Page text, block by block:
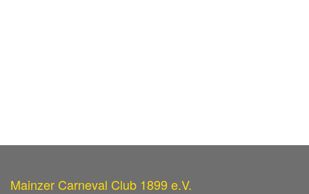
Mainzer Carneval Club 1899 e.V.